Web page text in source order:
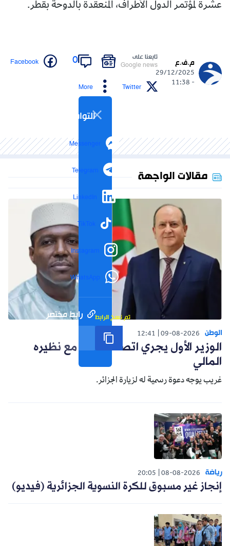
عشرة لمؤتمر الدول الأطراف، المنعقدة بالدوحة بقطر.
م.ف.ع
29/12/2025
- 11:38
تابعنا على
Google news
0
Facebook
Twitter
More
التواصل الاجتماعي
Messenger
Telegram
LinkedIn
TikTok
Instagram
WhatsApp
رابط مختصر تم نسخ الرابط
مقالات الواجهة
الوطن 09-08-2026
12:41
الوزير الأول يجري اتصالا هاتفيا مع نظيره
المالي
غريب يوجه دعوة رسمية له لزيارة الجزائر.
رياضة 08-08-2026
20:05
إنجاز غير مسبوق للكرة النسوية الجزائرية (فيديو)